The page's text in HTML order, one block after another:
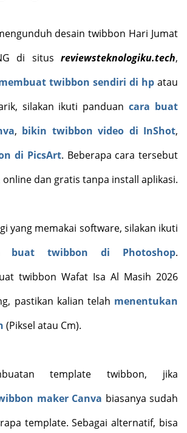
desain twibbon Hari Jumat
di situs reviewsteknologiku.tech,
twibbon sendiri di hp atau
silakan ikuti panduancara buat
, bikin twibbon video di InShot,
di PicsArt. Beberapa cara tersebut
online dan gratis tanpa install aplikasi.
yang memakai software, silakan ikuti
buat twibbon di Photoshop.
twibbon Wafat Isa Al Masih 2026
pastikan kalian telah menentukan
(Piksel atau Cm).
template twibbon, jika
maker Canva biasanya sudah
template. Sebagai alternatif, bisa